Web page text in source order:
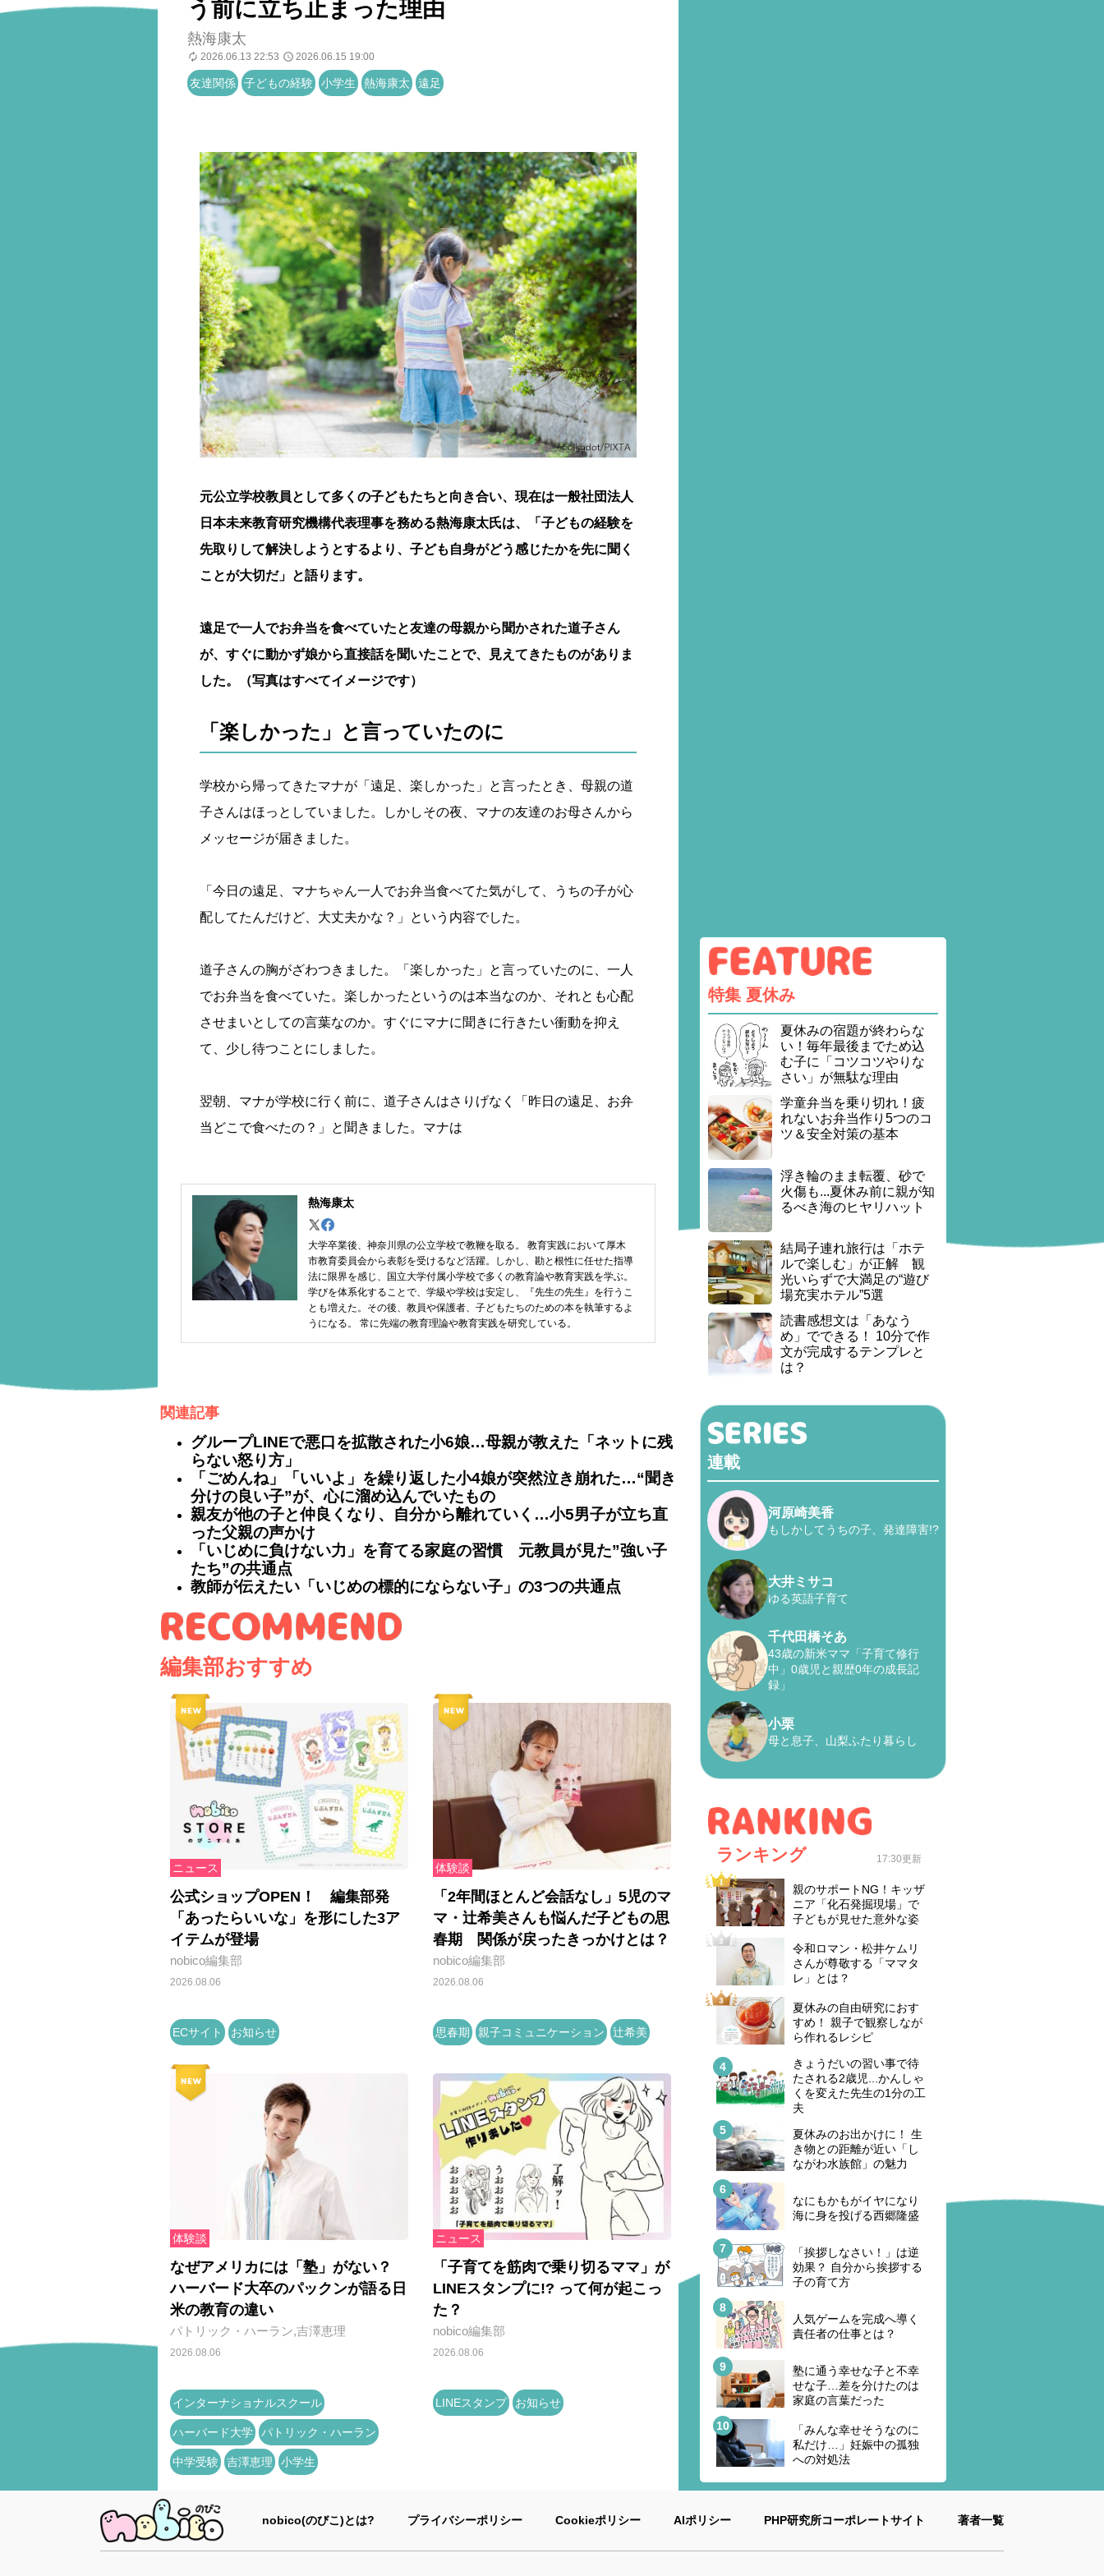
う前に立ち止まった理由
熱海康太
2026.06.13 22:53 2026.06.15 19:00
友達関係 子どもの経験 小学生 熱海康太 遠足
元公立学校教員として多くの子どもたちと向き合い、現在は一般社団法人
日本未来教育研究機構代表理事を務める熱海康太氏は、「子どもの経験を
先取りして解決しようとするより、子ども自身がどう感じたかを先に聞く
ことが大切だ」と語ります。
遠足で一人でお弁当を食べていたと友達の母親から聞かされた道子さん
が、すぐに動かず娘から直接話を聞いたことで、見えてきたものがありま
した。（写真はすべてイメージです）
「楽しかった」と言っていたのに
学校から帰ってきたマナが「遠足、楽しかった」と言ったとき、母親の道
子さんはほっとしていました。しかしその夜、マナの友達のお母さんから
メッセージが届きました。
「今日の遠足、マナちゃん一人でお弁当食べてた気がして、うちの子が心
配してたんだけど、大丈夫かな？」という内容でした。
道子さんの胸がざわつきました。「楽しかった」と言っていたのに、一人
でお弁当を食べていた。楽しかったというのは本当なのか、それとも心配
させまいとしての言葉なのか。すぐにマナに聞きに行きたい衝動を抑え
て、少し待つことにしました。
翌朝、マナが学校に行く前に、道子さんはさりげなく「昨日の遠足、お弁
当どこで食べたの？」と聞きました。マナは
熱海康太
大学卒業後、神奈川県の公立学校で教鞭を取る。 教育実践において厚木
市教育委員会から表彰を受けるなど活躍。しかし、勘と根性に任せた指導
法に限界を感じ、国立大学付属小学校で多くの教育論や教育実践を学ぶ。
学びを体系化することで、学級や学校は安定し、『先生の先生』を行うこ
とも増えた。その後、教員や保護者、子どもたちのための本を執筆するよ
うになる。 常に先端の教育理論や教育実践を研究している。
関連記事
グループLINEで悪口を拡散された小6娘…母親が教えた「ネットに残
らない怒り方」
「ごめんね」「いいよ」を繰り返した小4娘が突然泣き崩れた…“聞き
分けの良い子”が、心に溜め込んでいたもの
親友が他の子と仲良くなり、自分から離れていく…小5男子が立ち直
った父親の声かけ
「いじめに負けない力」を育てる家庭の習慣 元教員が見た”強い子
たち”の共通点
教師が伝えたい「いじめの標的にならない子」の3つの共通点
編集部おすすめ
ニュース
公式ショップOPEN！ 編集部発
「あったらいいな」を形にした3ア
イテムが登場
nobico編集部
2026.08.06
ECサイト お知らせ
体験談
「2年間ほとんど会話なし」5児のマ
マ・辻希美さんも悩んだ子どもの思
春期 関係が戻ったきっかけとは？
nobico編集部
2026.08.06
思春期 親子コミュニケーション 辻希美
体験談
なぜアメリカには「塾」がない？
ハーバード大卒のパックンが語る日
米の教育の違い
パトリック・ハーラン,吉澤恵理
2026.08.06
インターナショナルスクール
ハーバード大学 パトリック・ハーラン
中学受験 吉澤恵理 小学生
ニュース
「子育てを筋肉で乗り切るママ」が
LINEスタンプに!? って何が起こっ
た？
nobico編集部
2026.08.06
LINEスタンプ お知らせ
特集 夏休み
夏休みの宿題が終わらな
い！毎年最後までため込
む子に「コツコツやりな
さい」が無駄な理由
学童弁当を乗り切れ！疲
れないお弁当作り5つのコ
ツ＆安全対策の基本
浮き輪のまま転覆、砂で
火傷も...夏休み前に親が知
るべき海のヒヤリハット
結局子連れ旅行は「ホテ
ルで楽しむ」が正解 観
光いらずで大満足の“遊び
場充実ホテル”5選
読書感想文は「あなう
め」でできる！ 10分で作
文が完成するテンプレと
は？
連載
河原崎美香
もしかしてうちの子、発達障害!?
大井ミサコ
ゆる英語子育て
千代田橋そあ
43歳の新米ママ「子育て修行
中」0歳児と親歴0年の成長記
録」
小栗
母と息子、山梨ふたり暮らし
ランキング 17:30更新
親のサポートNG！キッザ
ニア「化石発掘現場」で
子どもが見せた意外な姿
令和ロマン・松井ケムリ
さんが尊敬する「ママタ
レ」とは？
夏休みの自由研究におす
すめ！ 親子で観察しなが
ら作れるレシピ
きょうだいの習い事で待
たされる2歳児...かんしゃ
くを変えた先生の1分の工
夫
夏休みのお出かけに！ 生
き物との距離が近い「し
ながわ水族館」の魅力
なにもかもがイヤになり
海に身を投げる西郷隆盛
「挨拶しなさい！」は逆
効果？ 自分から挨拶する
子の育て方
人気ゲームを完成へ導く
責任者の仕事とは？
塾に通う幸せな子と不幸
せな子…差を分けたのは
家庭の言葉だった
「みんな幸せそうなのに
私だけ…」妊娠中の孤独
への対処法
nobico(のびこ)とは? プライバシーポリシー Cookieポリシー AIポリシー PHP研究所コーポレートサイト 著者一覧